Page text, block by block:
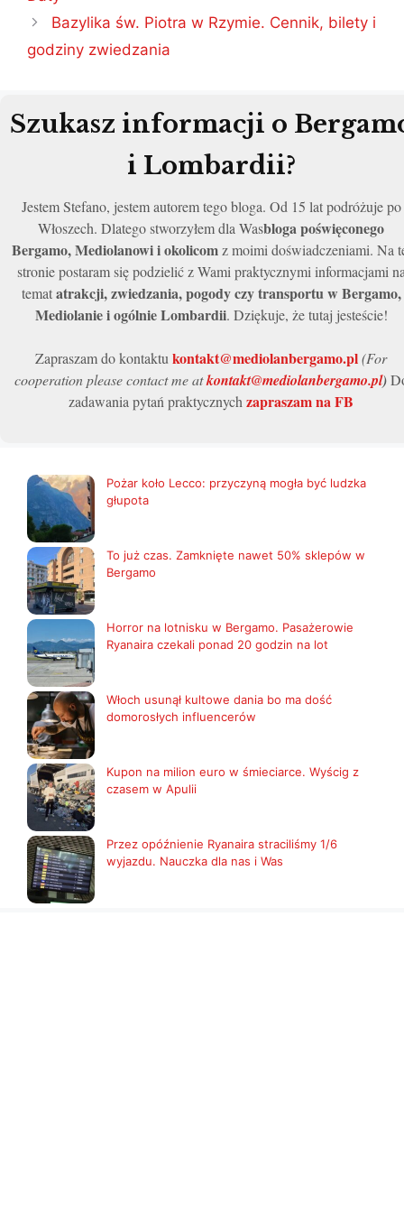
Bazylika św. Piotra w Rzymie. Cennik, bilety i
godziny zwiedzania
Szukasz informacji o
i Lombardii?
Jestem Stefano, jestem autorem tego bloga. Od 15 lat podróżuje po
Włoszech. Dlatego stworzyłem dla Wasbloga poświęconego
Bergamo, Mediolanowi i okolicomz moimi doświadczeniami. Na
stronie postaram się podzielić z Wami praktycznymi informacjami
tematatrakcji, zwiedzania, pogody czy transportu w Bergamo,
Mediolanie i ogólnie Lombardii. Dziękuje, że tutaj jesteście!
Zapraszam do kontaktukontakt@mediolanbergamo.pl(For
cooperation please contact me atkontakt@mediolanbergamo.pl)
zadawania pytań praktycznychzapraszam na FB
Pożar koło Lecco: przyczyną mogła być ludzka
głupota
To już czas. Zamknięte nawet 50% sklepów w
Bergamo
Horror na lotnisku w Bergamo. Pasażerowie
Ryanaira czekali ponad 20 godzin na lot
Włoch usunął kultowe dania bo ma dość
domorosłych influencerów
Kupon na milion euro w śmieciarce. Wyścig z
czasem w Apulii
Przez opóźnienie Ryanaira straciliśmy 1/6
wyjazdu. Nauczka dla nas i Was